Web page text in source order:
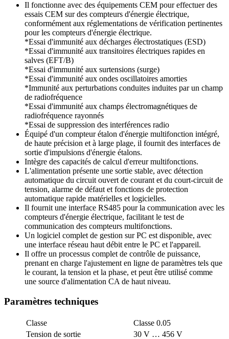
Il fonctionne avec des équipements CEM pour effectuer des
essais CEM sur des compteurs d'énergie électrique,
conformément aux réglementations de vérification pertinentes
pour les compteurs d'énergie électrique.
*Essai d'immunité aux décharges électrostatiques (ESD)
*Essai d'immunité aux transitoires électriques rapides en
salves (EFT/B)
*Essai d'immunité aux surtensions (surge)
*Essai d'immunité aux ondes oscillatoires amorties
*Immunité aux perturbations conduites induites par un champ
de radiofréquence
*Essai d'immunité aux champs électromagnétiques de
radiofréquence rayonnés
*Essai de suppression des interférences radio
Équipé d'un compteur étalon d'énergie multifonction intégré,
de haute précision et à large plage, il fournit des interfaces de
sortie d'impulsions d'énergie étalons.
Intègre des capacités de calcul d'erreur multifonctions.
L'alimentation présente une sortie stable, avec détection
automatique du circuit ouvert de courant et du court-circuit de
tension, alarme de défaut et fonctions de protection
automatique rapide matérielles et logicielles.
Il fournit une interface RS485 pour la communication avec les
compteurs d'énergie électrique, facilitant le test de
communication des compteurs multifonctions.
Un logiciel complet de gestion sur PC est disponible, avec
une interface réseau haut débit entre le PC et l'appareil.
Il offre un processus complet de contrôle de puissance,
prenant en charge l'ajustement en ligne de paramètres tels que
le courant, la tension et la phase, et peut être utilisé comme
une source d'alimentation CA de haut niveau.
Paramètres techniques
Classe
Classe 0.05
Tension de sortie
30 V … 456 V